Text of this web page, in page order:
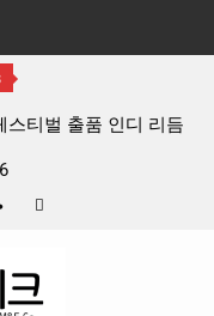
케이팝 애니메이션 ‘고스